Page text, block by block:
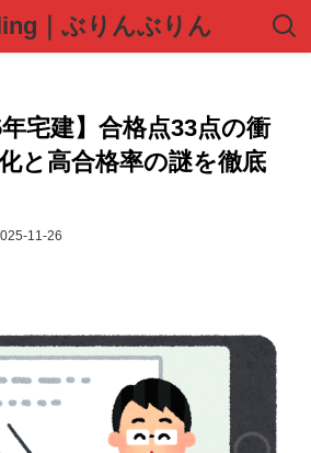
｜ぶりんぶりん
年宅建】合格点33点の衝
と高合格率の謎を徹底
11-26